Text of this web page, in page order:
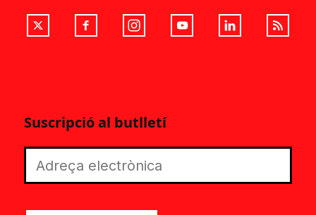
Suscripció al butlletí